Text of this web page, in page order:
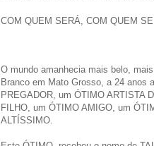
COM QUEM SERÁ, COM QUEM
O mundo amanhecia mais belo,
Branco em Mato Grosso, a 24 anos
PREGADOR, um ÓTIMO ARTISTA
FILHO, um ÓTIMO AMIGO, um
ALTÍSSIMO.